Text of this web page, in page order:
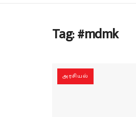
Tag:#mdmk
அரசியல்